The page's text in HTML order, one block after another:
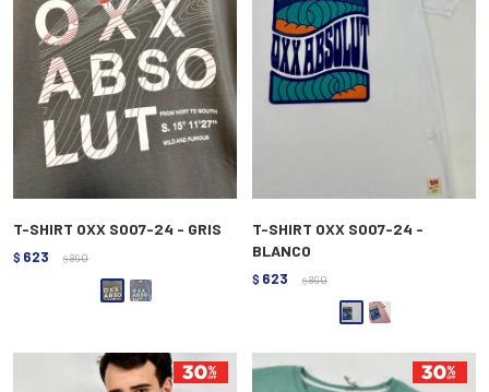
T-SHIRT OXX S007-24 - GRIS
$ 623 $ 890
T-SHIRT OXX S007-24 -
BLANCO
$ 623 $ 890